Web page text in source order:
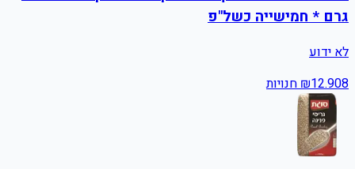
גרם * חמישייה כשל"פ
לא ידוע
₪12.908 חנויות